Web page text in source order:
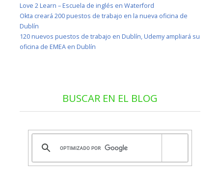
Love 2 Learn – Escuela de inglés en Waterford
Okta creará 200 puestos de trabajo en la nueva oficina de
Dublín
120 nuevos puestos de trabajo en Dublín, Udemy ampliará su
oficina de EMEA en Dublín
BUSCAR EN EL BLOG